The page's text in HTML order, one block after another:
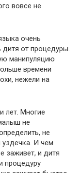
вовсе не
очень
дитя от процедуры.
манипуляцию
времени
нежели на
лет. Многие
не
не
уздечка. И чем
заживет, и дитя
процедуру